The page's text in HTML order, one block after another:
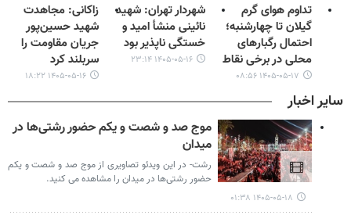
تداوم هوای گرم
گیلان تا چهارشنبه؛
احتمال رگبارهای
محلی در برخی نقاط
۱۴۰۵-۰۵-۱۷ ۰۸:۵۶
شهردار تهران: شهید
نائینی منشأ امید و
خستگی‌ ناپذیر بود
۱۴۰۵-۰۵-۱۶ ۲۳:۱۴
زاکانی: مجاهدت
شهید حسین‌پور
جریان مقاومت را
سربلند کرد
۱۴۰۵-۰۵-۱۶ ۱۸:۲۲
سایر اخبار
موج صد و شصت و یکم حضور رشتی‌ها در
میدان
رشت- در این ویدئو تصاویری از موج صد و شصت و یکم
حضور رشتی‌ها در میدان را مشاهده می کنید.
۱۴۰۵-۰۵-۱۸ ۰۱:۳۸